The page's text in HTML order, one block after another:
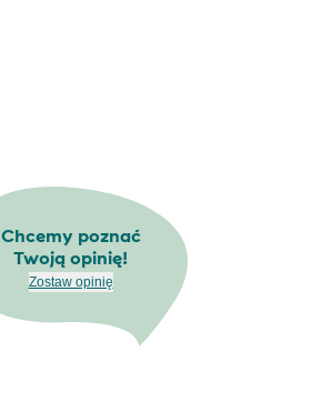
Chcemy poznać
Twoją opinię!
Zostaw opinię